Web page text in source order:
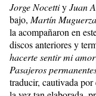
Jorge NocettiyJuan
bajo,Martín Muguerza
la acompañaron en
discos anteriores y
hacerte sentir mi amor
Pasajeros
traducir, cautivada